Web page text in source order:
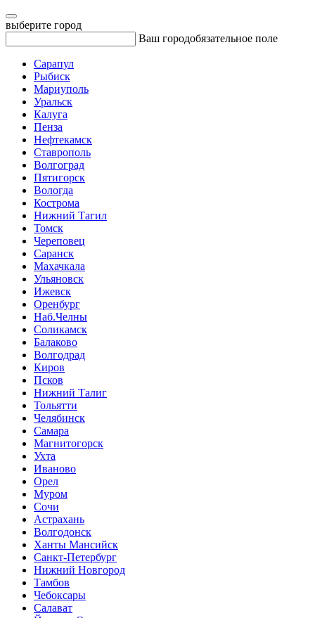
выберите город
Ваш городобязательное поле
Сарапул
Рыбиск
Мариуполь
Уральск
Калуга
Пенза
Нефтекамск
Ставрополь
Волгоград
Пятигорск
Вологда
Кострома
Нижний Тагил
Томск
Череповец
Саранск
Махачкала
Ульяновск
Ижевск
Оренбург
Наб.Челны
Соликамск
Балаково
Волгодрад
Киров
Псков
Нижний Талиг
Тольятти
Челябинск
Самара
Магнитогорск
Ухта
Иваново
Орел
Муром
Сочи
Астрахань
Волгодонск
Ханты Мансийск
Санкт-Петербург
Нижний Новгород
Тамбов
Чебоксары
Салават